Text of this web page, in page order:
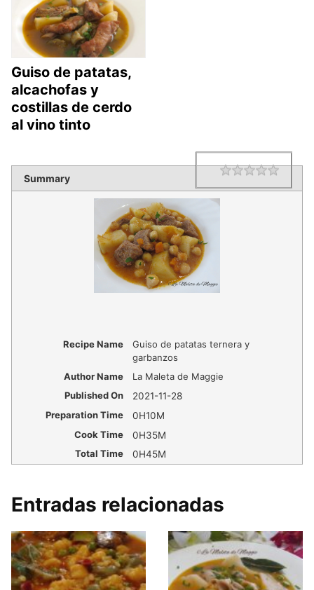
Guiso de patatas,
alcachofas y
costillas de cerdo
al vino tinto
Summary Rating
Recipe Name
Guiso de patatas ternera y
garbanzos
Author Name
La Maleta de Maggie
Published On
2021-11-28
Preparation Time
0H10M
Cook Time
0H35M
Total Time
0H45M
Entradas relacionadas